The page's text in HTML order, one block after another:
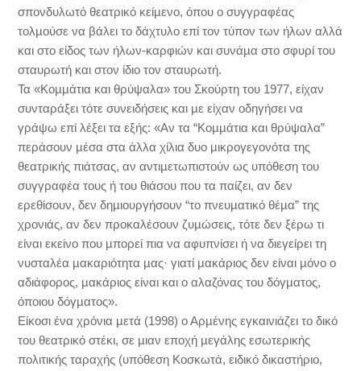
σπονδυλωτό θεατρικό κείµενο, όπου ο συγγραφέας
τολµούσε να βάλει το δάχτυλο επί τον τύπον των ήλων αλλά
και στο είδος των ήλων-καρφιών και συνάµα στο σφυρί του
σταυρωτή και στον ίδιο τον σταυρωτή.
Τα «Κοµµάτια και θρύψαλα» του Σκούρτη του 1977, είχαν
συνταράξει τότε συνειδήσεις και µε είχαν οδηγήσει να
γράψω επί λέξει τα εξής: «Αν τα “Κοµµάτια και θρύψαλα”
περάσουν µέσα στα άλλα χίλια δυο µικρογεγονότα της
θεατρικής πιάτσας, αν αντιµετωπιστούν ως υπόθεση του
συγγραφέα τους ή του θιάσου που τα παίζει, αν δεν
ερεθίσουν, δεν δηµιουργήσουν “το πνευµατικό θέµα” της
χρονιάς, αν δεν προκαλέσουν ζυµώσεις, τότε δεν ξέρω τι
είναι εκείνο που µπορεί πια να αφυπνίσει ή να διεγείρει τη
νυσταλέα µακαριότητα µας· γιατί µακάριος δεν είναι µόνο ο
αδιάφορος, µακάριος είναι και ο αλαζόνας του δόγµατος,
όποιου δόγµατος».
Είκοσι ένα χρόνια µετά (1998) ο Αρµένης εγκαινιάζει το δικό
του θεατρικό στέκι, σε µιαν εποχή µεγάλης εσωτερικής
πολιτικής ταραχής (υπόθεση Κοσκωτά, ειδικό δικαστήριο,